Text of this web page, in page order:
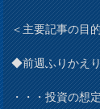
＜主要記事の目
◆前週ふりかえ
・・・投資の想